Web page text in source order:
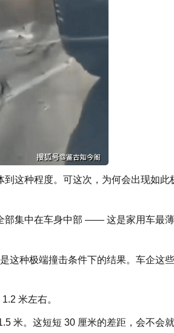
这种程度。可这次，为何会出现如此
集中在车身中部 —— 这是家用车最
种极端撞击条件下的结果。车企这
米左右。
米。这短短 30 厘米的差距，会不会